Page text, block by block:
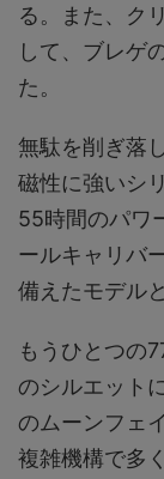
る。また、ク
して、ブレゲ
た。
無駄を削ぎ落
磁性に強いシ
55時間のパワ
ールキャリバ
備えたモデル
もうひとつの
のシルエット
のムーンフェ
複雑機構で多